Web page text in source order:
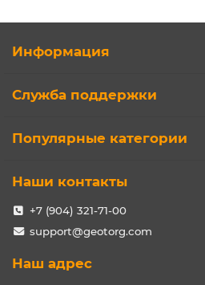
Информация
Служба поддержки
Популярные категории
Наши контакты
+7 (904) 321-71-00
support@geotorg.com
Наш адрес